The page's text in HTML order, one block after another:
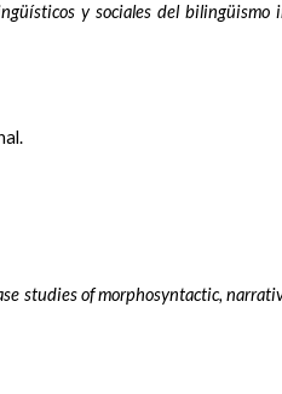
y sociales del bilingüismo
studies of morphosyntactic,